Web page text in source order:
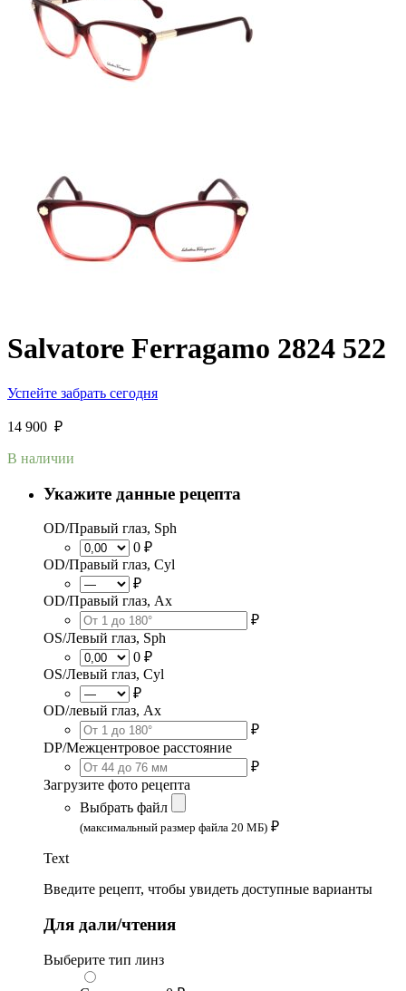
Salvatore Ferragamo 2824 522
Успейте забрать сегодня
14 900 ₽
В наличии
Укажите данные рецепта
OD/Правый глаз, Sph
0 ₽
OD/Правый глаз, Cyl
₽
OD/Правый глаз, Ax
₽
OS/Левый глаз, Sph
0 ₽
OS/Левый глаз, Cyl
₽
OD/левый глаз, Ax
₽
DP/Межцентровое расстояние
₽
Загрузите фото рецепта
Выбрать файл
(максимальный размер файла 20 МБ) ₽
Text
Введите рецепт, чтобы увидеть доступные варианты
Для дали/чтения
Выберите тип линз